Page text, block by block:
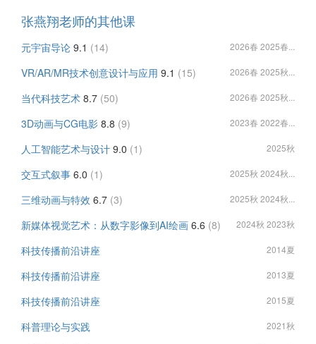
张燕翔老师的其他课
元宇宙导论 9.1 (14) 2026春 2025春...
VR/AR/MR技术创意设计与应用 9.1 (15) 2026春 2025秋...
当代科技艺术 8.7 (50) 2026春 2025秋...
3D动画与CG电影 8.8 (9) 2023春 2022春...
人工智能艺术与设计 9.0 (1) 2025秋
交互式叙事 6.0 (1) 2025秋 2024秋...
三维动画与特效 6.7 (3) 2025秋 2024秋...
新媒体视觉艺术：从数字影像到AI绘画 6.6 (8) 2024秋 2023秋
科技传播前沿讲座 2014夏
科技传播前沿讲座 2013夏
科技传播前沿讲座 2015夏
科普理论与实践 2021秋